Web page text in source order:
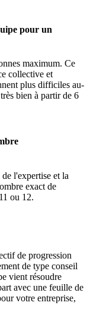
pour un
maximum. Ce
collective et
plus difficiles au-
bien à partir de 6
l'expertise et la
exact de
ou 12.
de progression
de type conseil
vient résoudre
avec une feuille de
votre entreprise,